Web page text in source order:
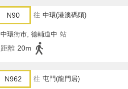
N90 往 中環(港澳碼頭)
中環街市, 德輔道中 站
距離 20m
N962 往 屯門(龍門居)